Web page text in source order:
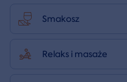
Smakosz
Relaks i masaże